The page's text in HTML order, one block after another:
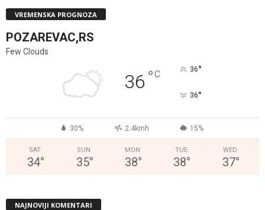
VREMENSKA PROGNOZA
POZAREVAC,RS
Few Clouds
36 °C 36°
36°
30% 2.4kmh 15%
SAT
34°
SUN
35°
MON
38°
TUE
38°
WED
37°
NAJNOVIJI KOMENTARI